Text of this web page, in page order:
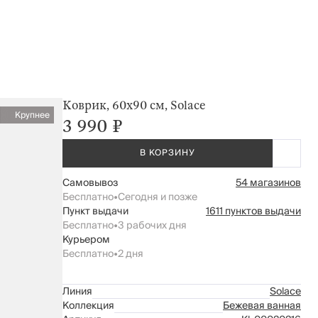
Крупнее
Коврик, 60х90 см, Solace
3 990 ₽
В КОРЗИНУ
Самовывоз
54 магазинов
Бесплатно•Сегодня и позже
Пункт выдачи
1611 пунктов выдачи
Бесплатно•3 рабочих дня
Курьером
Бесплатно•2 дня
Линия
Solace
Коллекция
Бежевая ванная